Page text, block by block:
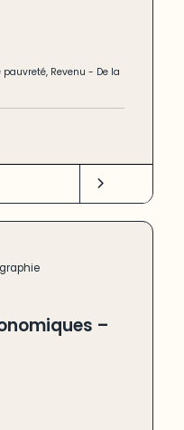
pauvreté, Revenu - De la
–